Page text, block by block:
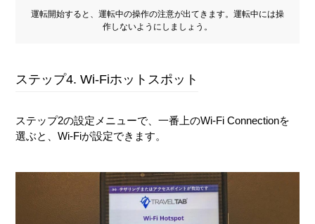
運転開始すると、運転中の操作の注意が出てきます。運転中には操
作しないようにしましょう。
ステップ4. Wi-Fiホットスポット
ステップ2の設定メニューで、一番上のWi-Fi Connectionを
選ぶと、Wi-Fiが設定できます。